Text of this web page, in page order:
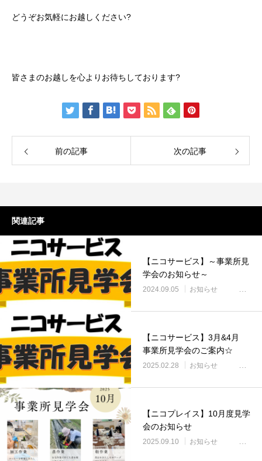
どうぞお気軽にお越しください?
皆さまのお越しを心よりお待ちしております?
前の記事 次の記事
関連記事
【ニコサービス】～事業所見
学会のお知らせ～
2024.09.05 お知らせ
【ニコサービス】3月&4月
事業所見学会のご案内☆
2025.02.28 お知らせ
【ニコプレイス】10月度見学
会のお知らせ
2025.09.10 お知らせ